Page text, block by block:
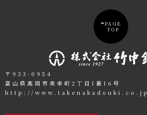
〒933-0954
富山県高岡市美幸町2丁目1番16号
http://www.takenakadouki.co.jp
PAGE
TOP